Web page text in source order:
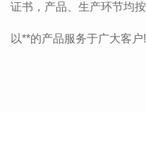
证书，产品、生产环节均
以**的产品服务于广大客户!